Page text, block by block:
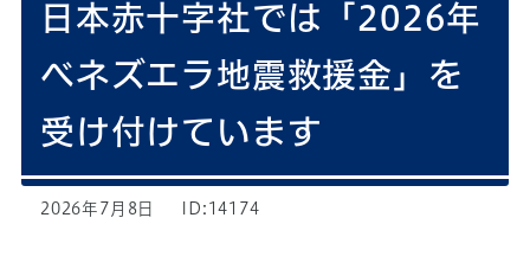
日本赤十字社では「2026年
ベネズエラ地震救援金」を
受け付けています
2026年7月8日 ID:14174